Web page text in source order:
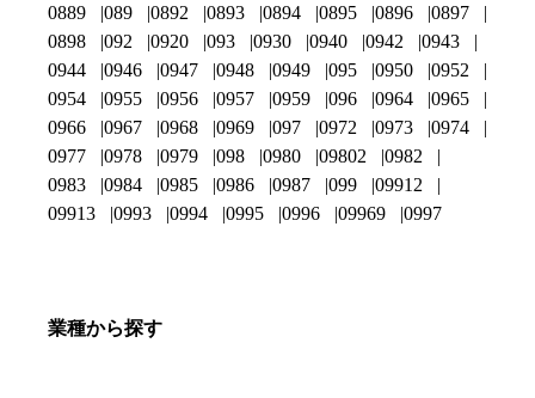
0889
089 0892 0893 0894 0895 0896
0897
0898
092 0920 093 0930 0940 0942
0943
0944
0946 0947 0948 0949 095 0950
0952
0954
0955 0956 0957 0959 096 0964
0965
0966
0967 0968 0969 097 0972 0973
0974
0977
0978 0979 098 0980 09802
0982
0983
0984 0985 0986 0987 099
09912
09913
0993 0994 0995 0996 09969 0997
業種から探す